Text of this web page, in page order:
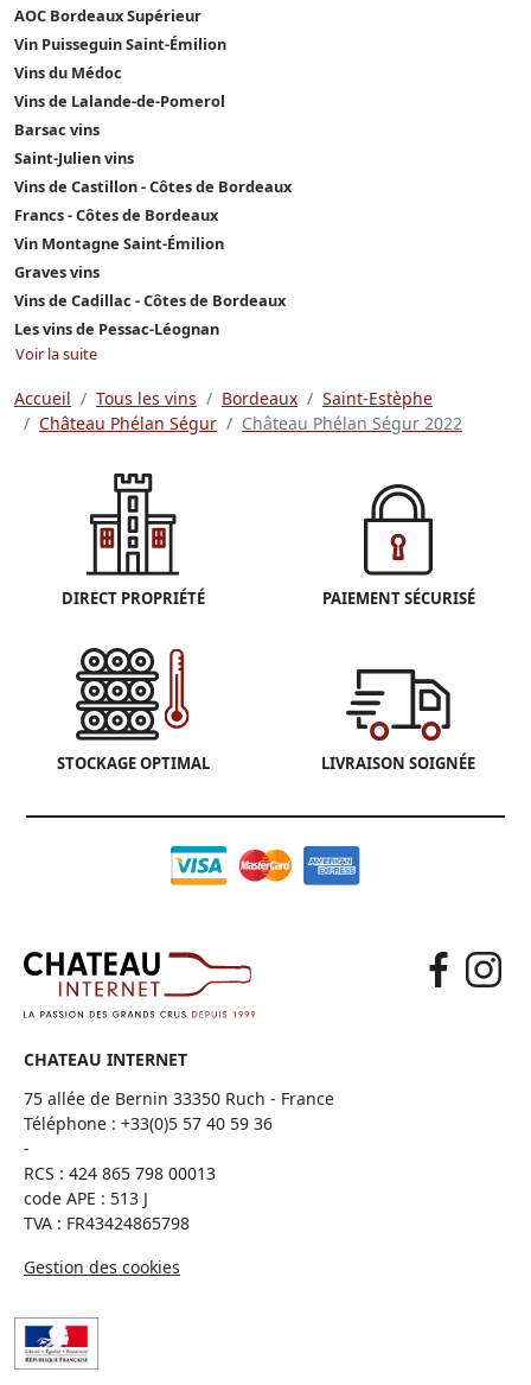
AOC Bordeaux Supérieur
Vin Puisseguin Saint-Émilion
Vins du Médoc
Vins de Lalande-de-Pomerol
Barsac vins
Saint-Julien vins
Vins de Castillon - Côtes de Bordeaux
Francs - Côtes de Bordeaux
Vin Montagne Saint-Émilion
Graves vins
Vins de Cadillac - Côtes de Bordeaux
Les vins de Pessac-Léognan
Voir la suite
Accueil Tous les vins Bordeaux
Saint-Estèphe
Château Phélan Ségur
Château Phélan Ségur 2022
DIRECT PROPRIÉTÉ PAIEMENT SÉCURISÉ
STOCKAGE OPTIMAL LIVRAISON SOIGNÉE
CHATEAU INTERNET
75 allée de Bernin 33350 Ruch - France
Téléphone : +33(0)5 57 40 59 36
-
RCS : 424 865 798 00013
code APE : 513 J
TVA : FR43424865798
Gestion des cookies